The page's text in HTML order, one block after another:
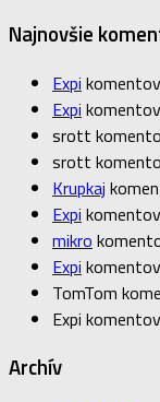
Najnovšie
Expi
Expi
srott
srott
Krupkaj
Expi
mikro
Expi
TomTom
Expi
Archív